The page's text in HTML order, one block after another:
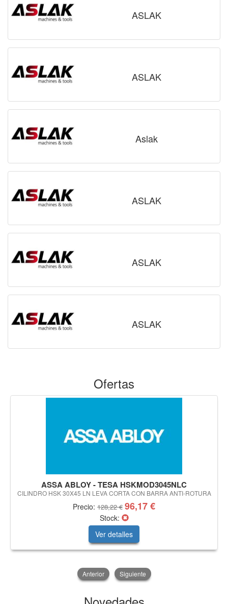
ASLAK
ASLAK
Aslak
ASLAK
ASLAK
ASLAK
Ofertas
ASSA ABLOY - TESA HSKMOD3045NLC
CILINDRO HSK 30X45 LN LEVA CORTA CON BARRA ANTI-ROTURA
Precio: 128,22 € 96,17 €
Stock:
Ver detalles
Anterior Siguiente